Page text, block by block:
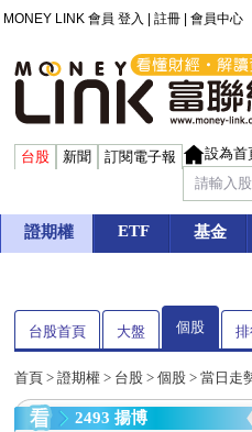
MONEY LINK 會員 登入 註冊 會員中心
台股 新聞 訂閱電子報 設為首
證期權 ETF 基金
台股首頁 大盤 個股
首頁 > 證期權 > 台股 > 個股 > 當日走
2493 揚博